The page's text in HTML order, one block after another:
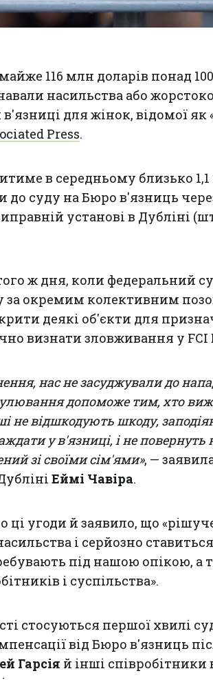
116 млн доларів понад
насильства або
для жінок, відомої як
Press.
в середньому близько
до суду на Бюро в'язниць
установі в Дубліні
ж дня, коли федеральний
за окремим колективним
деякі об'єкти для
визнати зловживання у FCI
нас не засуджували до
допоможе тим, хто
не відшкодують шкоду,
у в'язниці, і не повернуть
зі своїми сім'ями», —
Еймі Чавіра.
угоди й заявило, що
і серйозно
під нашою опікою, а
і суспільства».
стосуються першої хвилі
від Бюро в'язниць
Гарсія й інші